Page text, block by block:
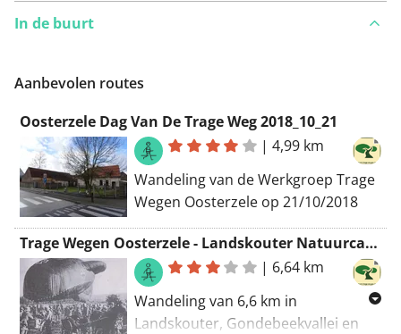
In de buurt
Aanbevolen routes
Oosterzele Dag Van De Trage Weg 2018_10_21
|4,99 km
Wandeling van de Werkgroep Trage
Wegen Oosterzele op 21/10/2018
Trage Wegen Oosterzele - Landskouter Natuurcafé - 2023_03_19
| 6,64 km
Wandeling van 6,6 km in
Landskouter, Gondebeekvallei en